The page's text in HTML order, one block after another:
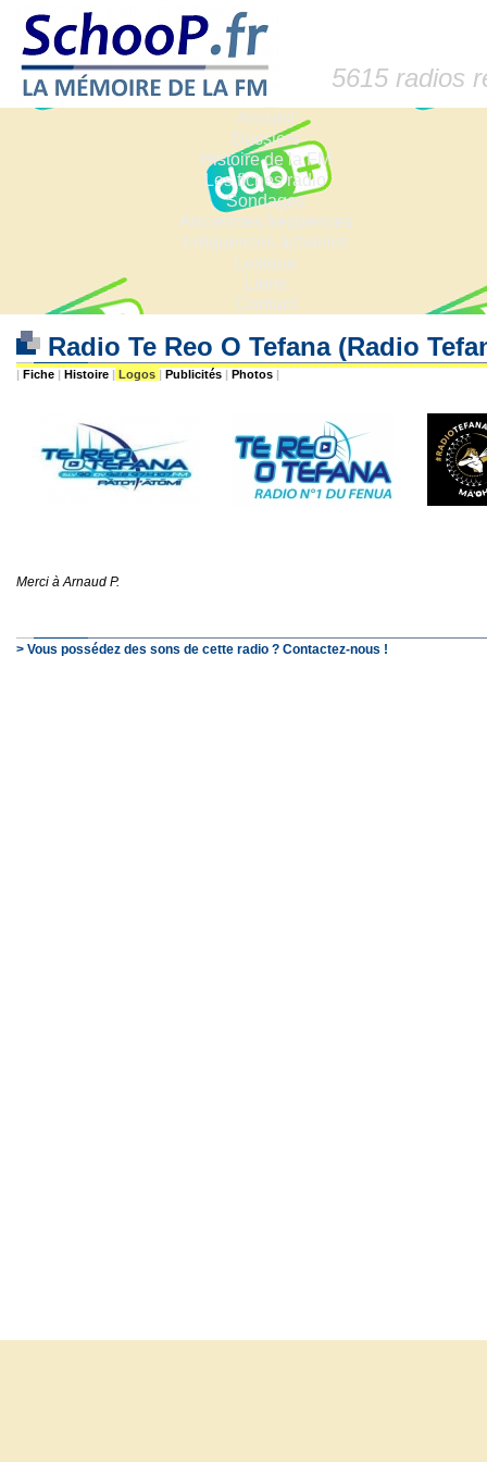
5615 radios
Accueil
Dossiers
Histoire de la FM
Les fiches radio
Sondages
Anciennes fréquences
Fréquences actuelles
Lexique
Liens
Contact
Radio Te Reo O Tefana (Radio
| Fiche | Histoire | Logos | Publicités | Photos |
Merci à Arnaud P.
> Vous possédez des sons de cette radio ? Contactez-nous !